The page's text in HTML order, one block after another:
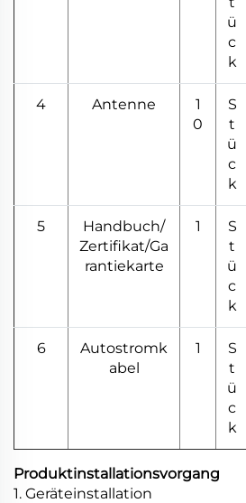
ü
c
k
4 Antenne
1
0
S
t
ü
c
k
5
Handbuch/
Zertifikat/Ga
rantiekarte
1
S
t
ü
c
k
6
Autostromk
abel
1
S
t
ü
c
k
Produktinstallationsvorgang
1. Geräteinstallation